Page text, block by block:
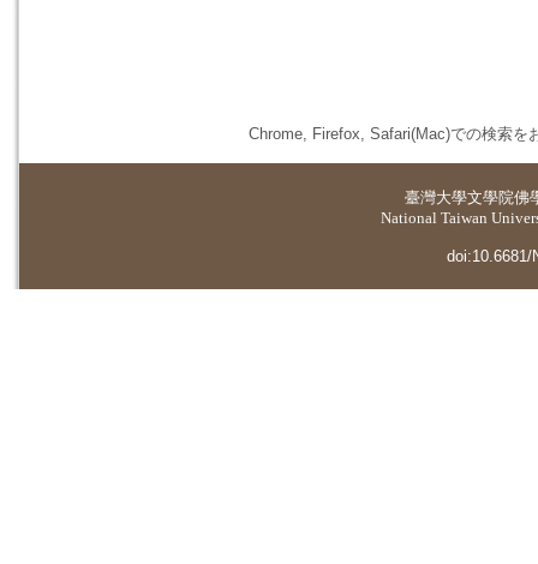
Chrome, Firefox, Safari(Mac)での検索を
臺灣大學文學院佛
National Taiwan
doi:10.6681/